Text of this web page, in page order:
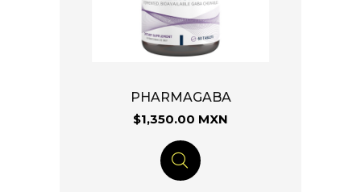
PHARMAGABA
$1,350.00 MXN